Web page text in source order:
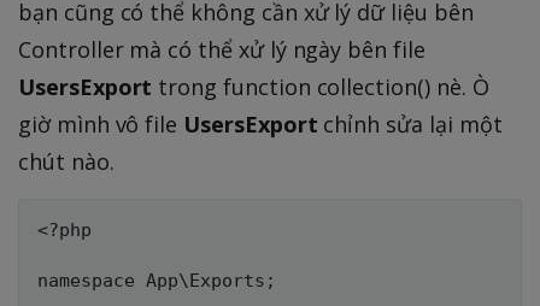
bạn cũng có thể không cần xử lý dữ liệu bên
Controller mà có thể xử lý ngày bên file
UsersExport trong function collection() nè. Ò
giờ mình vô file UsersExport chỉnh sửa lại một
chút nào.
<?php
namespace App\Exports;